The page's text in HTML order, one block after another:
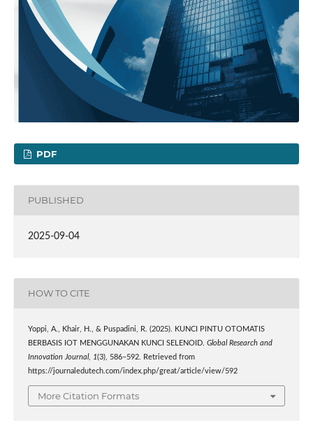
PDF
PUBLISHED
2025-09-04
HOW TO CITE
Yoppi, A., Khair, H., & Puspadini, R. (2025). KUNCI PINTU OTOMATIS
BERBASIS IOT MENGGUNAKAN KUNCI SELENOID. Global Research and
Innovation Journal, 1(3), 586–592. Retrieved from
https://journaledutech.com/index.php/great/article/view/592
More Citation Formats